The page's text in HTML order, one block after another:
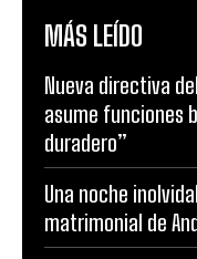
MÁS LEÍDO
Nueva directiva
asume funciones
duradero”
Una noche
matrimonial de